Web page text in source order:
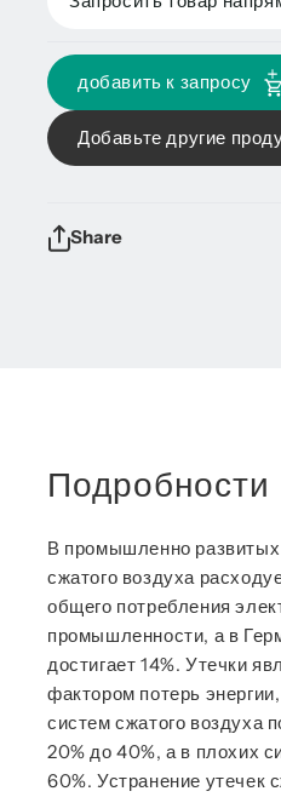
добавить к запросу
Добавьте другие
Share
Подробности
В промышленно
сжатого воздуха
общего потребления
промышленности, а в
достигает 14%. Утечки
фактором потерь
систем сжатого воздуха
20% до 40%, а в плохих
60%. Устранение утечек